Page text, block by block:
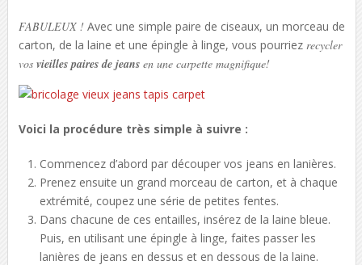
FABULEUX ! Avec une simple paire de ciseaux, un morceau de
carton, de la laine et une épingle à linge, vous pourriez recycler
vos vieilles paires de jeans en une carpette magnifique!
Voici la procédure très simple à suivre :
Commencez d’abord par découper vos jeans en lanières.
Prenez ensuite un grand morceau de carton, et à chaque
extrémité, coupez une série de petites fentes.
Dans chacune de ces entailles, insérez de la laine bleue.
Puis, en utilisant une épingle à linge, faites passer les
lanières de jeans en dessus et en dessous de la laine.